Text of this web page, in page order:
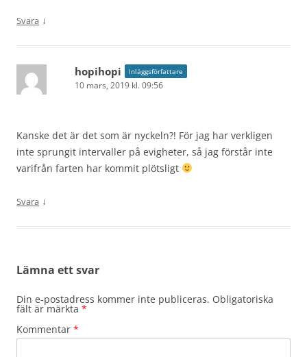
Svara ↓
hopihopi Inläggsförfattare
10 mars, 2019 kl. 09:56
Kanske det är det som är nyckeln?! För jag har verkligen
inte sprungit intervaller på evigheter, så jag förstår inte
varifrån farten har kommit plötsligt
Svara ↓
Lämna ett svar
Din e-postadress kommer inte publiceras. Obligatoriska
fält är märkta *
Kommentar *